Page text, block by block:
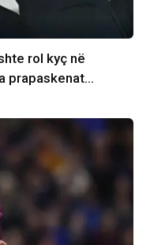
rol kyç në
prapaskenat…